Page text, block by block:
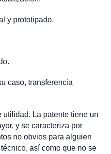
y prototipado.
caso, transferencia
utilidad. La patente tiene un
y se caracteriza por
no obvios para alguien
así como que no se